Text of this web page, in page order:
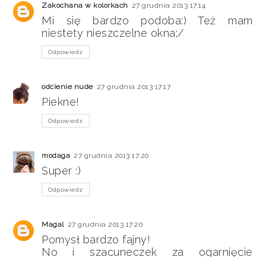
Zakochana w kolorkach 27 grudnia 2013 17:14
Mi się bardzo podoba:) Też mam
niestety nieszczelne okna;/
Odpowiedz
odcienie nude 27 grudnia 2013 17:17
Piekne!
Odpowiedz
modaga 27 grudnia 2013 17:20
Super :)
Odpowiedz
Magal 27 grudnia 2013 17:20
Pomysł bardzo fajny!
No i szacuneczek za ogarnięcie